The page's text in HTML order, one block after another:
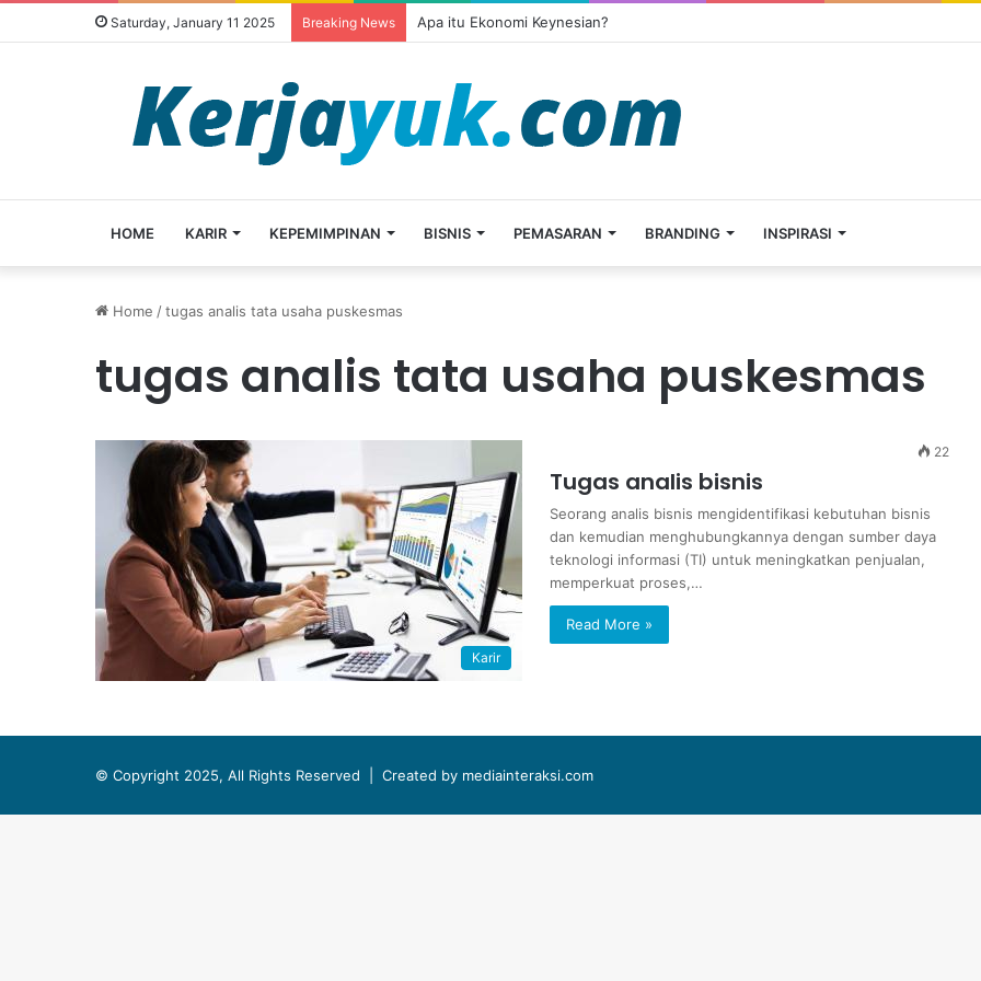
Saturday, January 11 2025 Breaking News Apa itu Ekonomi Keynesian?
HOME KARIR KEPEMIMPINAN BISNIS PEMASARAN BRANDING INSPIRASI
Home /tugas analis tata usaha puskesmas
tugas analis tata usaha puskesmas
Karir
22
Tugas analis bisnis
Seorang analis bisnis mengidentifikasi kebutuhan bisnis
dan kemudian menghubungkannya dengan sumber daya
teknologi informasi (TI) untuk meningkatkan penjualan,
memperkuat proses,…
Read More »
© Copyright 2025, All Rights Reserved | Created by mediainteraksi.com